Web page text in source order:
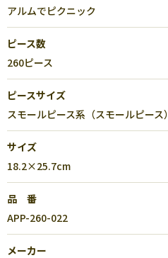
アルムでピクニック
ピース数
260ピース
ピースサイズ
スモールピース系（スモールピース）
サイズ
18.2×25.7cm
品 番
APP-260-022
メーカー